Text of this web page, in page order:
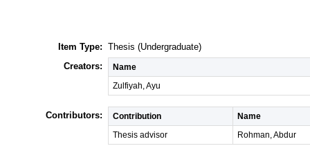
Item Type: Thesis (Undergraduate)
Creators:
Name
Zulfiyah, Ayu
Contributors: Contribution
Name
Thesis advisor
Rohman, Abdur